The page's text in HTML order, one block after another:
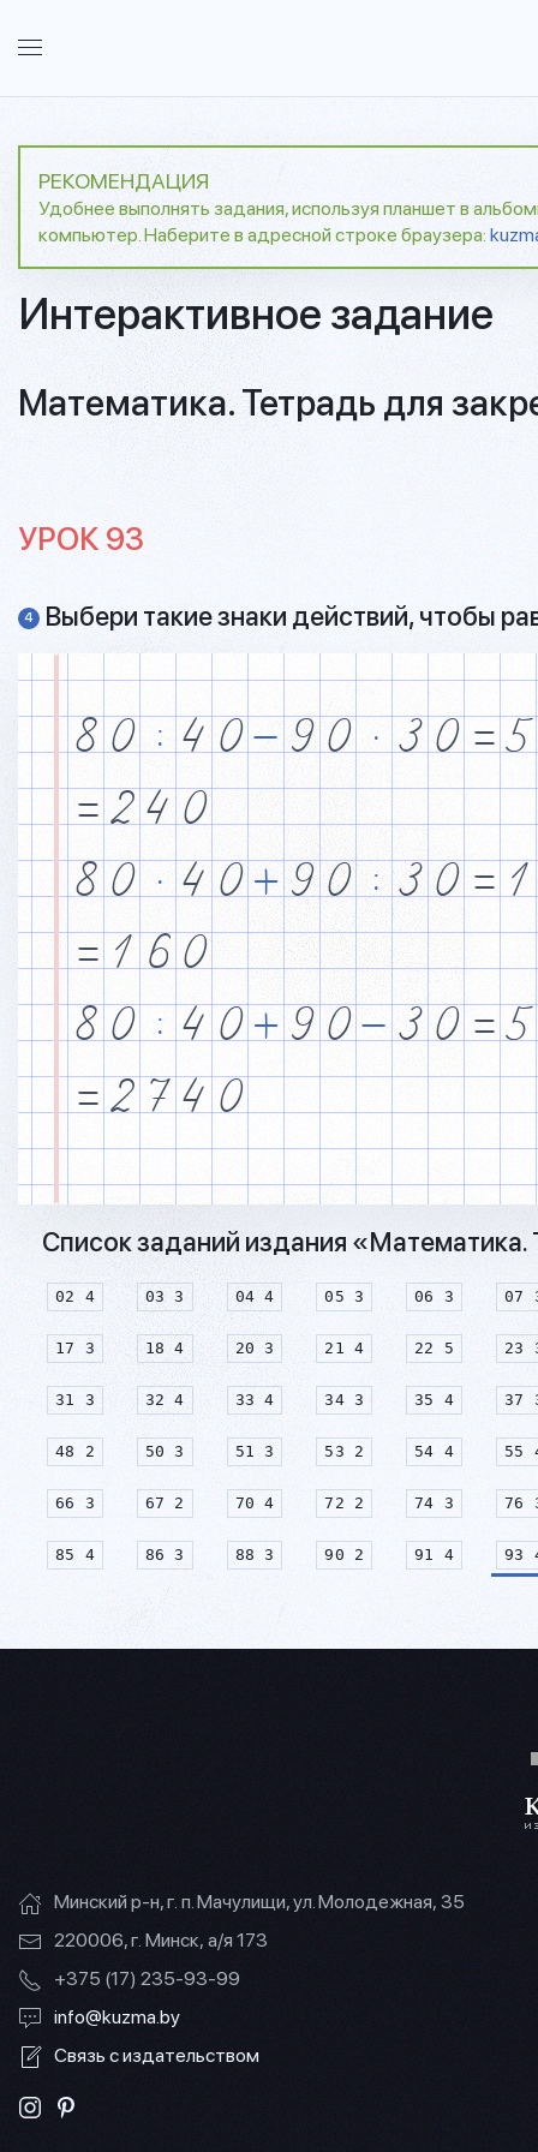
РЕКОМЕНДАЦИЯ
Удобнее выполнять задания, используя планшет в
компьютер. Наберите в адресной строке браузера:
Интерактивное задание
Математика. Тетрадь для
УРОК 93
4 Выбери такие знаки действий, чтобы
8 0 $ 4 0 & 9 0 · 3 0 = 5
= 2 4 0
8 0 · 4 0 + 9 0 $ 3 0 = 1
= 1 6 0
8 0 $ 4 0 + 9 0 & 3 0 = 5
= 2 7 4 0
Список заданий издания «Математика.
02 4 03 3 04 4 05 3 06 3 07
17 3 18 4 20 3 21 4 22 5 23
31 3 32 4 33 4 34 3 35 4 37
48 2 50 3 51 3 53 2 54 4 55
66 3 67 2 70 4 72 2 74 3 76
85 4 86 3 88 3 90 2 91 4 93
Минский р-н, г. п. Мачулищи, ул. Молодежная, 35
220006, г. Минск, а/я 173
+375 (17) 235-93-99
info@kuzma.by
Связь с издательством